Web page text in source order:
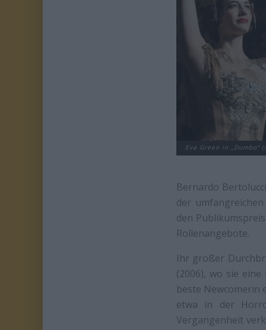
Eva Green in „Dumbo“
Bernardo
der
den
Rollenangebote.
Ihr großer
(2006), wo sie
beste Newcomerin
etwa in der
Vergangenheit